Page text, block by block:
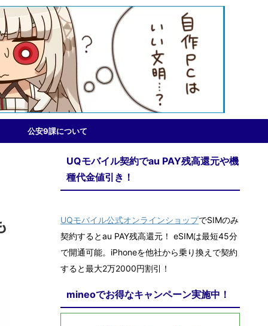
公安9課について
UQモバイル契約でau PAY残高還元や機
種代金値引き！
UQモバイル公式オンラインショップでSIMのみ
契約するとau PAY残高還元！ eSIMは最短45分
で開通可能。iPhoneを他社から乗り換えで契約
すると最大2万2000円割引！
mineoでお得なキャンペーン実施中！